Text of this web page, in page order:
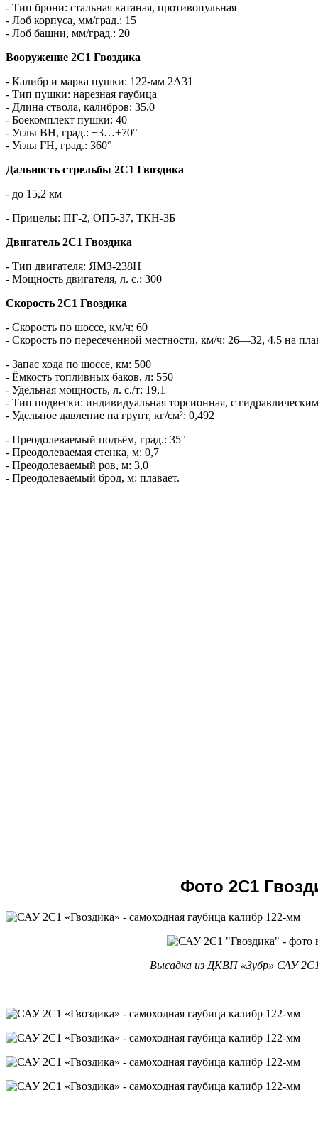
- Тип брони: стальная катаная, противопульная
- Лоб корпуса, мм/град.: 15
- Лоб башни, мм/град.: 20
Вооружение 2С1 Гвоздика
- Калибр и марка пушки: 122-мм 2А31
- Тип пушки: нарезная гаубица
- Длина ствола, калибров: 35,0
- Боекомплект пушки: 40
- Углы ВН, град.: −3…+70°
- Углы ГН, град.: 360°
Дальность стрельбы 2С1 Гвоздика
- до 15,2 км
- Прицелы: ПГ-2, ОП5-37, ТКН-3Б
Двигатель 2С1 Гвоздика
- Тип двигателя: ЯМЗ-238Н
- Мощность двигателя, л. с.: 300
Скорость 2С1 Гвоздика
- Скорость по шоссе, км/ч: 60
- Скорость по пересечённой местности, км/ч: 26—32, 4,5 на
- Запас хода по шоссе, км: 500
- Ёмкость топливных баков, л: 550
- Удельная мощность, л. с./т: 19,1
- Тип подвески: индивидуальная торсионная, с
- Удельное давление на грунт, кг/см²: 0,492
- Преодолеваемый подъём, град.: 35°
- Преодолеваемая стенка, м: 0,7
- Преодолеваемый ров, м: 3,0
- Преодолеваемый брод, м: плавает.
Фото 2С1
Высадка из ДКВП «Зубр» САУ